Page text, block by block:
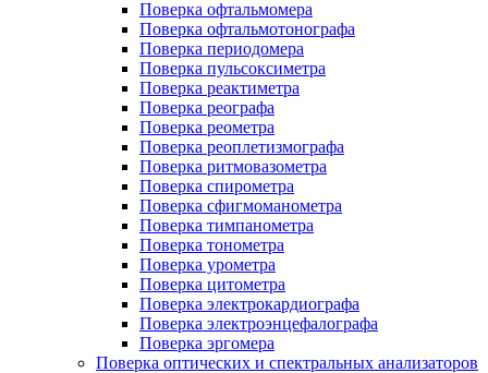
Поверка офтальмомера
Поверка офтальмотонографа
Поверка периодомера
Поверка пульсоксиметра
Поверка реактиметра
Поверка реографа
Поверка реометра
Поверка реоплетизмографа
Поверка ритмовазометра
Поверка спирометра
Поверка сфигмоманометра
Поверка тимпанометра
Поверка тонометра
Поверка урометра
Поверка цитометра
Поверка электрокардиографа
Поверка электроэнцефалографа
Поверка эргомера
Поверка оптических и спектральных анализаторов